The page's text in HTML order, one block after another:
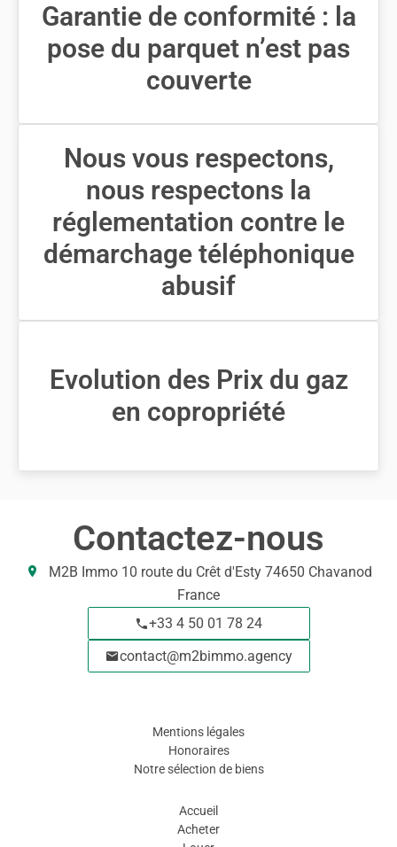
Garantie de conformité : la
pose du parquet n’est pas
couverte
Nous vous respectons,
nous respectons la
réglementation contre le
démarchage téléphonique
abusif
Evolution des Prix du gaz
en copropriété
Contactez-nous
M2B Immo10 route du Crêt d'Esty 74650 Chavanod
France
+33 4 50 01 78 24
contact@m2bimmo.agency
Mentions légales
Honoraires
Notre sélection de biens
Accueil
Acheter